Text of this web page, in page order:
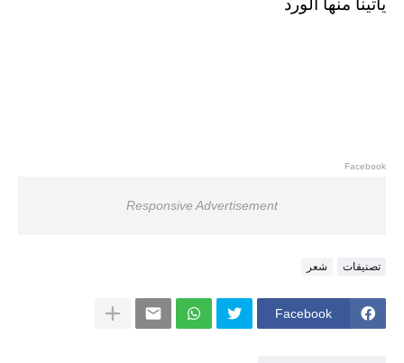
يأتينا منها الورد
Facebook
Responsive Advertisement
تصنيفات شعر
Facebook